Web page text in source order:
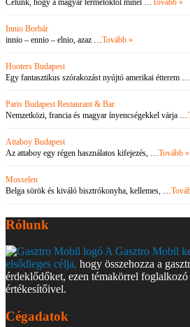
Célunk, hogy a magyar termelőktől minél …Tovább »
Innio Borbár
innio – ennio – elnio, azaz …Tovább »
Hooters Budapest
Egy fantasztikus szórakozást nyújtó amerikai étterem …
Paris Budapest Restaurant & Bar
Nemzetközi, francia és magyar ínyencségekkel várja …
Attaboy Budapest
Az attaboy egy régen használatos kifejezés, …Tovább »
Mosselen
Belga sörök és kiváló bisztrókonyha, kellemes, …
Rólunk
A Gasztro Mobil
elsődleges célja, hogy összehozza a
érdeklődőket, ezen témakörrel
értékesítőivel.
Cégadatok